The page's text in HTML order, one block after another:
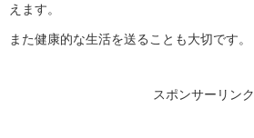
えます。
また健康的な生活を送ることも大切です。
スポンサーリンク